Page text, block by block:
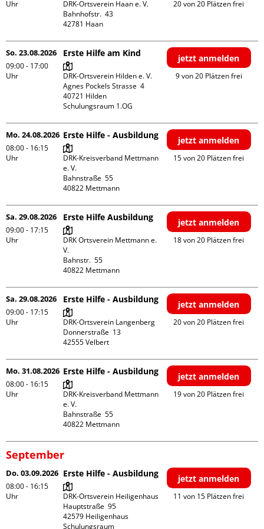
Uhr
DRK-Ortsverein Haan e. V.
Bahnhofstr.  43
20 von 20 Plätzen frei
So. 23.08.2026
09:00 - 17:00
Uhr
Erste Hilfe am Kind
DRK-Ortsverein Hilden e. V.
Agnes Pockels Strasse  4
40721 Hilden
Schulungsraum 1.OG
jetzt anmelden
9 von 20 Plätzen frei
Mo. 24.08.2026
08:00 - 16:15
Uhr
Erste Hilfe - Ausbildung
DRK-Kreisverband Mettmann
e. V.
Bahnstraße  55
jetzt anmelden
15 von 20 Plätzen frei
Sa. 29.08.2026
09:00 - 17:15
Uhr
Erste Hilfe Ausbildung
DRK Ortsverein Mettmann e.
V.
Bahnstr.  55
jetzt anmelden
18 von 20 Plätzen frei
Sa. 29.08.2026
09:00 - 17:15
Uhr
Erste Hilfe - Ausbildung
DRK-Ortsverein Langenberg
Donnerstraße  13
jetzt anmelden
20 von 20 Plätzen frei
Mo. 31.08.2026
08:00 - 16:15
Uhr
Erste Hilfe - Ausbildung
DRK-Kreisverband Mettmann
e. V.
Bahnstraße  55
jetzt anmelden
19 von 20 Plätzen frei
September
Do. 03.09.2026
08:00 - 16:15
Uhr
Erste Hilfe - Ausbildung
DRK-Ortsverein Heiligenhaus
Hauptstraße  95
42579 Heiligenhaus
Schulungsraum
jetzt anmelden
11 von 15 Plätzen frei